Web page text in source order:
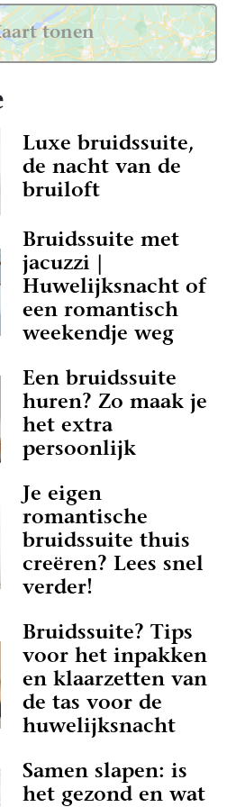
tonen
Luxe bruidssuite,
de nacht van de
bruiloft
Bruidssuite met
jacuzzi |
Huwelijksnacht of
een romantisch
weekendje weg
Een bruidssuite
huren? Zo maak je
het extra
persoonlijk
Je eigen
romantische
bruidssuite thuis
creëren? Lees snel
verder!
Bruidssuite? Tips
voor het inpakken
en klaarzetten van
de tas voor de
huwelijksnacht
Samen slapen: is
het gezond en wat